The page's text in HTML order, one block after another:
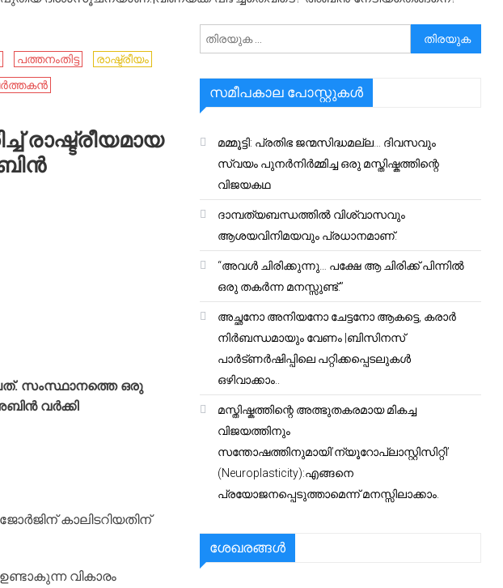
പത്തനംതിട്ട
രാഷ്ട്രീയം
രാഷ്ട്രീയമായ
സംസ്ഥാനത്തെ ഒരു
വർക്കി
കാലിടറിയതിന്
വികാരം
അനേഷിക്കുക
സമീപകാല പോസ്റ്റുകൾ
മമ്മൂട്ടി: പ്രതിഭ ജന്മസിദ്ധമല്ല… ദിവസവും
സ്വയം പുനർനിർമ്മിച്ച ഒരു മസ്തിഷ്കത്തിന്റെ
വിജയകഥ
ദാമ്പത്യബന്ധത്തിൽ വിശ്വാസവും
ആശയവിനിമയവും പ്രധാനമാണ്.
“അവൾ ചിരിക്കുന്നു… പക്ഷേ ആ ചിരിക്ക് പിന്നിൽ
ഒരു തകർന്ന മനസ്സുണ്ട്.”
അച്ഛനോ അനിയനോ ചേട്ടനോ ആകട്ടെ, കരാർ
നിർബന്ധമായും വേണം |ബിസിനസ്
പാർട്ണർഷിപ്പിലെ പറ്റിക്കപ്പെടലുകൾ
ഒഴിവാക്കാം..
മസ്തിഷ്കത്തിന്റെ അത്ഭുതകരമായ മികച്ച
വിജയത്തിനും
സന്തോഷത്തിനുമായി’ന്യൂറോപ്ലാസ്റ്റിസിറ്റി’
(Neuroplasticity):എങ്ങനെ
പ്രയോജനപ്പെടുത്താമെന്ന് മനസ്സിലാക്കാം.
ശേഖരങ്ങൾ